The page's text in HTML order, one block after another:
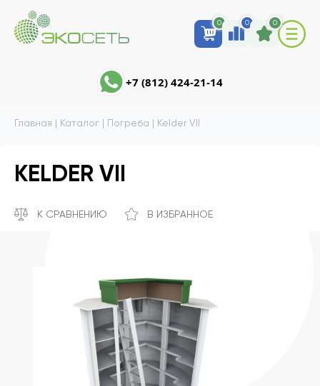
0 0 0
+7 (812) 424-21-14
Главная | Каталог | Погреба | Kelder VII
KELDER VII
К СРАВНЕНИЮ В ИЗБРАННОЕ